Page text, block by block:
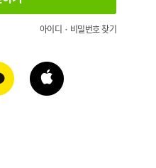
아이디 · 비밀번호 찾기